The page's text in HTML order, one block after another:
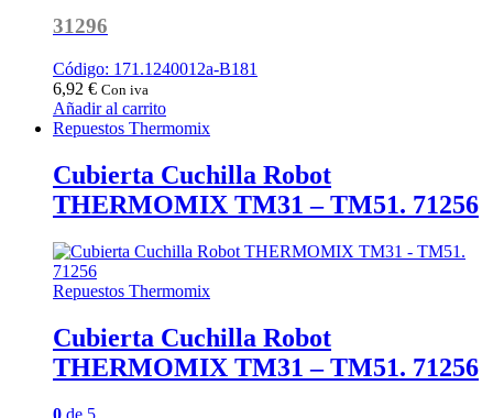
31296
Código: 171.1240012a-B181
6,92 € Con iva
Añadir al carrito
Repuestos Thermomix
Cubierta Cuchilla Robot
THERMOMIX TM31 – TM51. 71256
Repuestos Thermomix
Cubierta Cuchilla Robot
THERMOMIX TM31 – TM51. 71256
0 de 5